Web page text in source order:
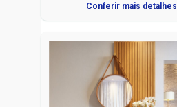
Conferir mais detalhes